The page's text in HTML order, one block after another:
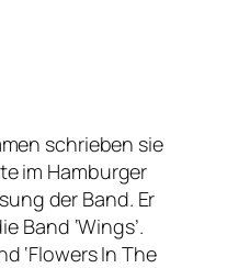
schrieben sie
im Hamburger
der Band. Er
Band ‘Wings’.
‘Flowers In The